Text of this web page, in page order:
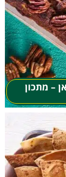
– מתכון